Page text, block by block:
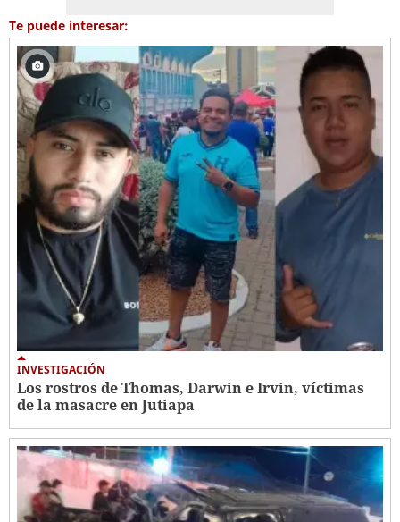
Te puede interesar:
INVESTIGACIÓN
Los rostros de Thomas, Darwin e Irvin, víctimas
de la masacre en Jutiapa